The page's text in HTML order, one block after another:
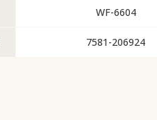
WF-6604
7581-206924